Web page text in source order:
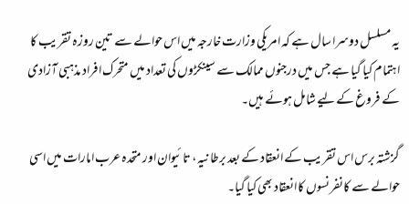
يہ مسلسل دوسرا سال ہے کہ امريکی وزارت خارجہ ميں اس حوالے سے تين روزہ تقريب کا
اہتمام کيا گيا ہے جس ميں درجنوں ممالک سے سينکڑوں کی تعداد ميں متحرک افراد مذہبی آزادی
کے فروغ کے ليے شامل ہوئے ہيں۔
گزشتہ برس اس تقريب کے انعقاد کے بعد برطانيہ، تائيوان اور متحدہ عرب امارات ميں اسی
حوالے سے کانفرنسوں کا انعقاد بھی کيا گيا۔